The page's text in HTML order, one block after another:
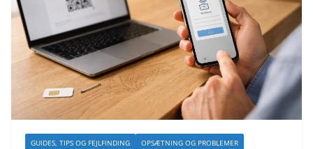
GUIDES, TIPS OG FEJLFINDING OPSÆTNING OG PROBLEMER